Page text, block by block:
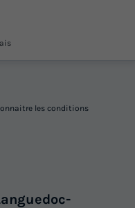
les conditions